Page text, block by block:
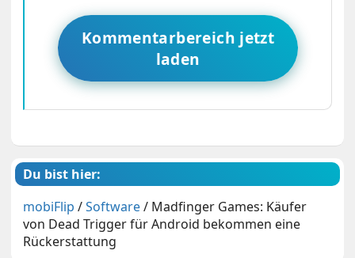
Kommentarbereich jetzt
laden
Du bist hier:
mobiFlip /Software/ Madfinger Games: Käufer
von Dead Trigger für Android bekommen eine
Rückerstattung